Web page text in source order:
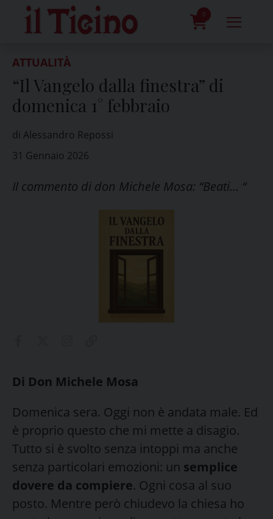
content
0
ATTUALITÀ
“Il Vangelo dalla finestra” di
domenica 1° febbraio
di Alessandro Repossi
31 Gennaio 2026
Il commento di don Michele Mosa: “Beati… “
Di Don Michele Mosa
Domenica sera. Oggi non è andata male. Ed
è proprio questo che mi mette a disagio.
Tutto si è svolto senza intoppi ma anche
senza particolari emozioni: un semplice
dovere da compiere. Ogni cosa al suo
posto. Mentre però chiudevo la chiesa ho